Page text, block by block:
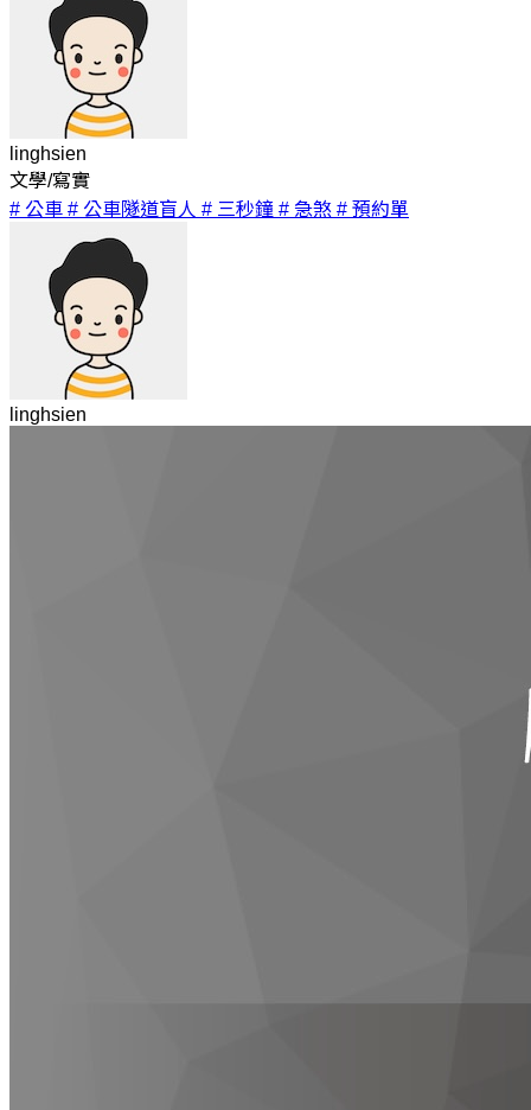
linghsien
文學/寫實
# 公車 # 公車隧道盲人 # 三秒鐘 # 急煞 # 預約單
linghsien